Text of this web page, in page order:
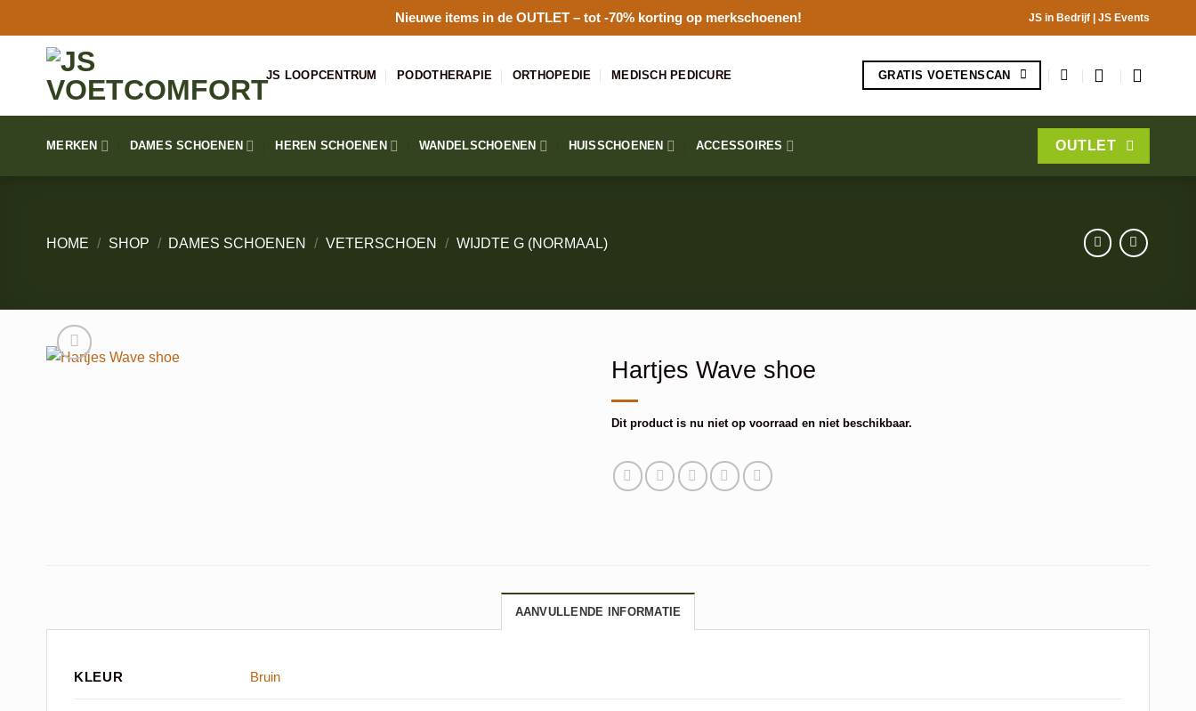
naar
Nieuwe items in de OUTLET– tot -70% korting op merkschoenen! JS in Bedrijf | JS Events
JS LOOPCENTRUM PODOTHERAPIE ORTHOPEDIE MEDISCH PEDICURE GRATIS VOETENSCAN
MERKEN DAMES SCHOENEN HEREN SCHOENEN WANDELSCHOENEN HUISSCHOENEN ACCESSOIRES OUTLET
HOME / SHOP / DAMES SCHOENEN / VETERSCHOEN / WIJDTE G (NORMAAL)
Hartjes Wave shoe
Dit product is nu niet op voorraad en niet beschikbaar.
Alternative:
AANVULLENDE INFORMATIE
KLEUR Bruin